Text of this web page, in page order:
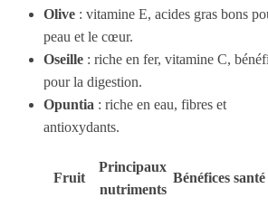
Olive : vitamine E, acides gras bons
peau et le cœur.
Oseille : riche en fer, vitamine C,
pour la digestion.
Opuntia : riche en eau, fibres et
antioxydants.
Fruit
Principaux
nutriments
Bénéfices santé